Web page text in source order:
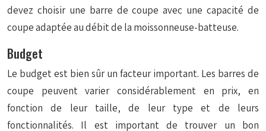
devez choisir une barre de coupe avec une capacité de
coupe adaptée au débit de la moissonneuse-batteuse.
Budget
Le budget est bien sûr un facteur important. Les barres de
coupe peuvent varier considérablement en prix, en
fonction de leur taille, de leur type et de leurs
fonctionnalités. Il est important de trouver un bon